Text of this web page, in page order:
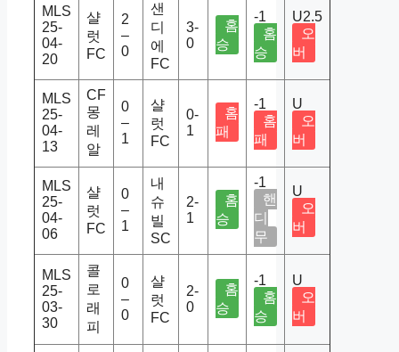
MLS
25-
04-
20
샬
럿
FC
2
–
0
샌
디
에
FC
3-
0
홈
승
-1
홈
승
U2.5
오
버
MLS
25-
04-
13
CF
몽
레
알
0
–
1
샬
럿
FC
0-
1
홈
패
-1
홈
패
U
오
버
MLS
25-
04-
06
샬
럿
FC
0
–
1
내
슈
빌
SC
2-
1
홈
승
-1
핸
디
무
U
오
버
MLS
25-
03-
30
콜
로
래
피
0
–
0
샬
럿
FC
2-
0
홈
승
-1
홈
승
U
오
버